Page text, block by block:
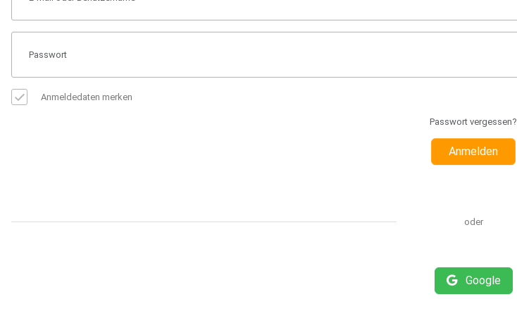
Anmeldedaten merken
Passwort vergessen?
Anmelden
oder
Google